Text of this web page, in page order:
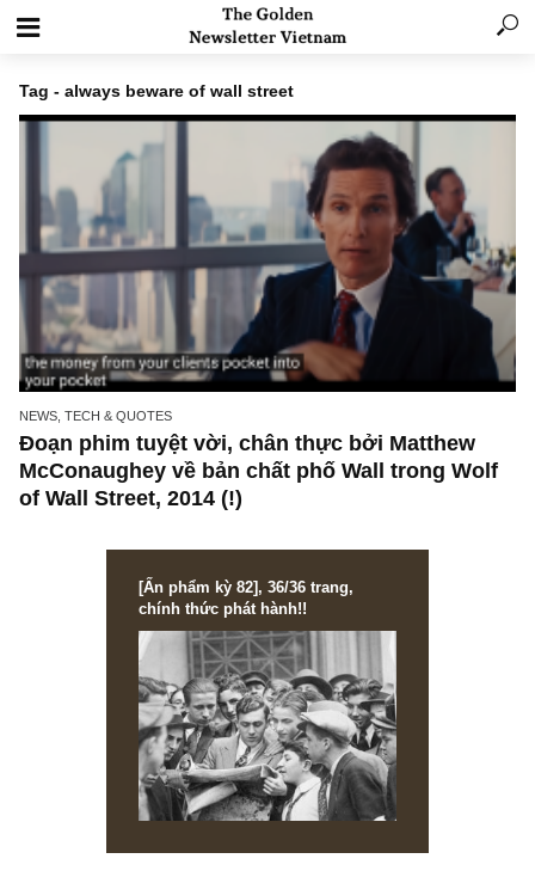
Tag - always beware of wall street
NEWS, TECH & QUOTES
Đoạn phim tuyệt vời, chân thực bởi Matthew
of Wall Street, 2014 (!)
[Ấn phẩm kỳ 82], 36/36 trang,
chính thức phát hành!!